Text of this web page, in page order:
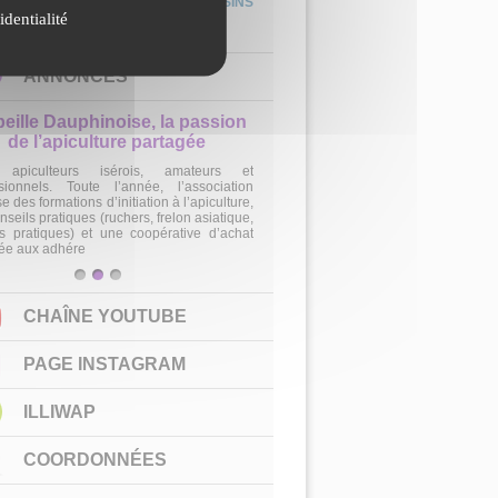
– “Les coins secrets de la
ANNONCES
Dauphinoise, la passion
de l’apiculture partagée
apiculteurs isérois, amateurs et
Toute l’année, l’association
des formations d’initiation à l’apiculture,
pratiques (ruchers, frelon asiatique,
pratiques) et une coopérative d’achat
aux adhére
CHAÎNE YOUTUBE
PAGE INSTAGRAM
ILLIWAP
COORDONNÉES